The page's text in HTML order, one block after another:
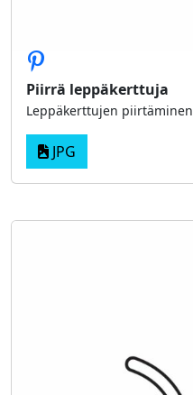
Piirrä leppäkerttuja
Leppäkerttujen piirtäminen
JPG